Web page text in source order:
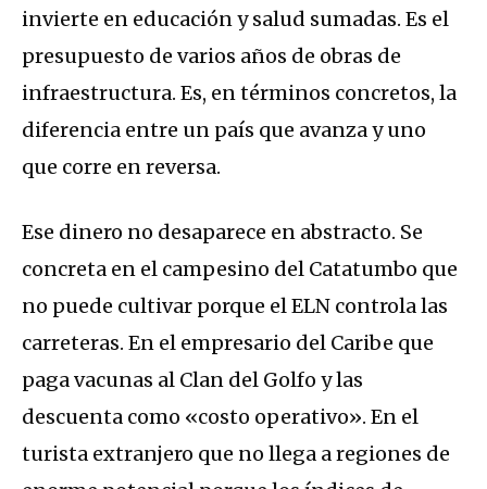
invierte en educación y salud sumadas. Es el
presupuesto de varios años de obras de
infraestructura. Es, en términos concretos, la
diferencia entre un país que avanza y uno
que corre en reversa.
Ese dinero no desaparece en abstracto. Se
concreta en el campesino del Catatumbo que
no puede cultivar porque el ELN controla las
carreteras. En el empresario del Caribe que
paga vacunas al Clan del Golfo y las
descuenta como «costo operativo». En el
turista extranjero que no llega a regiones de